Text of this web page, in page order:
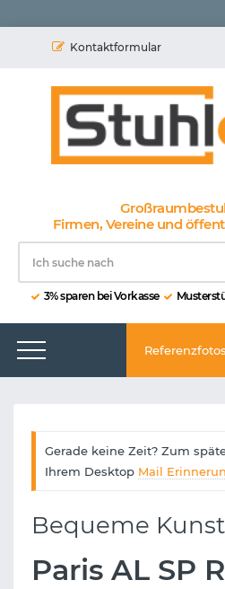
Kontaktformular
Firmen, Vereine und
3% sparen bei Vorkasse
Referenzfotos
Gerade keine Zeit? Zum
Ihrem Desktop Mail
Bequeme
Paris AL SP